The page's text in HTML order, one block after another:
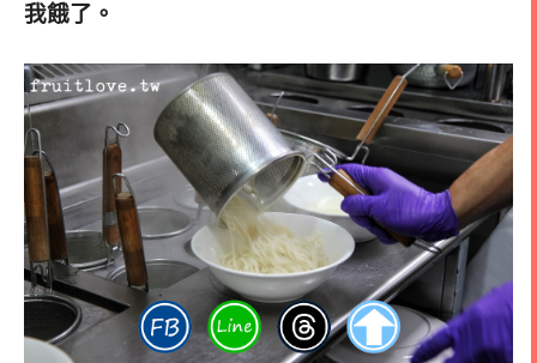
我餓了 。